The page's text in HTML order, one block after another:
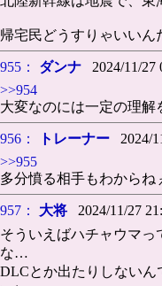
帰宅民どうすりゃいいん
955： ダンナ 2024/11/27
>>954
大変なのには一定の理解
956： トレーナー 2024/
>>955
多分憤る相手もわから
957： 大将 2024/11/27
そういえばハチャウマっ
な…
DLCとか出たりしない